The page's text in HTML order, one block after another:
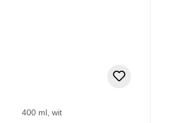
400 ml, wit